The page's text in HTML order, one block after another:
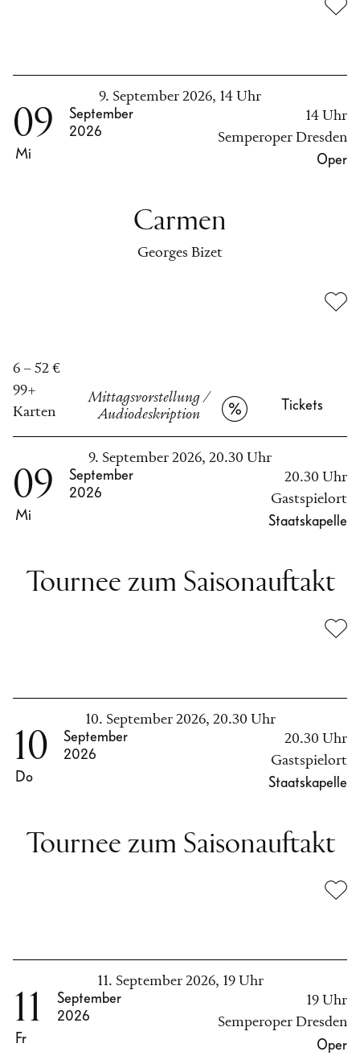
Carmen
Georges Bizet
9. September 2026, 14 Uhr
09
Mi
September
2026
14 Uhr
Semperoper Dresden
Oper
Tickets
6 – 52 €
99+
Karten
Mittagsvorstellung/
Audiodeskription
Tournee zum Saisonauftakt
9. September 2026, 20.30 Uhr
09
Mi
September
2026
20.30 Uhr
Gastspielort
Staatskapelle
Tournee zum Saisonauftakt
10. September 2026, 20.30 Uhr
10
Do
September
2026
20.30 Uhr
Gastspielort
Staatskapelle
11. September 2026, 19 Uhr
11
Fr
September
2026
19 Uhr
Semperoper Dresden
Oper